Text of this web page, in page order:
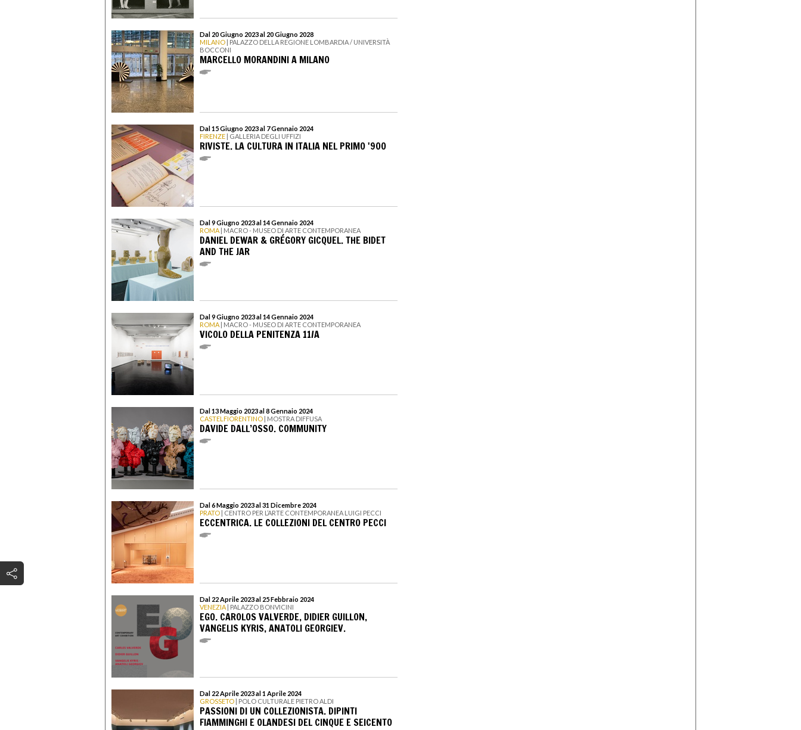
Dal 20 Giugno 2023 al 20 Giugno 2028
MILANO | PALAZZO DELLA REGIONE LOMBARDIA / UNIVERSITÀ
BOCCONI
MARCELLO MORANDINI A MILANO
Dal 15 Giugno 2023 al 7 Gennaio 2024
FIRENZE | GALLERIA DEGLI UFFIZI
RIVISTE. LA CULTURA IN ITALIA NEL PRIMO '900
Dal 9 Giugno 2023 al 14 Gennaio 2024
ROMA | MACRO - MUSEO DI ARTE CONTEMPORANEA
DANIEL DEWAR & GRÉGORY GICQUEL. THE BIDET
AND THE JAR
Dal 9 Giugno 2023 al 14 Gennaio 2024
ROMA | MACRO - MUSEO DI ARTE CONTEMPORANEA
VICOLO DELLA PENITENZA 11/A
Dal 13 Maggio 2023 al 8 Gennaio 2024
CASTELFIORENTINO | MOSTRA DIFFUSA
DAVIDE DALL’OSSO. COMMUNITY
Dal 6 Maggio 2023 al 31 Dicembre 2024
PRATO | CENTRO PER L’ARTE CONTEMPORANEA LUIGI PECCI
ECCENTRICA. LE COLLEZIONI DEL CENTRO PECCI
Dal 22 Aprile 2023 al 25 Febbraio 2024
VENEZIA | PALAZZO BONVICINI
EGO. CAROLOS VALVERDE, DIDIER GUILLON,
VANGELIS KYRIS, ANATOLI GEORGIEV.
Dal 22 Aprile 2023 al 1 Aprile 2024
GROSSETO | POLO CULTURALE PIETRO ALDI
PASSIONI DI UN COLLEZIONISTA. DIPINTI
FIAMMINGHI E OLANDESI DEL CINQUE E SEICENTO